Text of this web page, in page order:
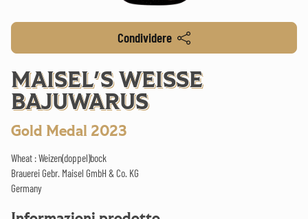
Condividere
MAISEL'S WEISSE
BAJUWARUS
Gold Medal 2023
Wheat : Weizen(doppel)bock
Brauerei Gebr. Maisel GmbH & Co. KG
Germany